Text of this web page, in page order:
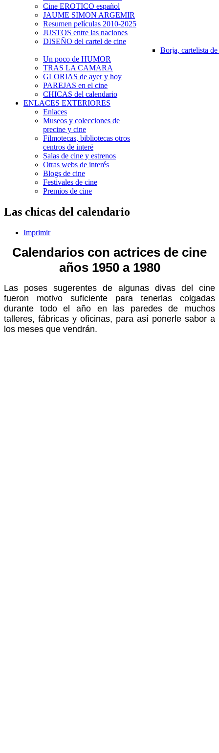
Cine EROTICO español
JAUME SIMON ARGEMIR
Resumen películas 2010-2025
JUSTOS entre las naciones
DISEÑO del cartel de cine
Borja, cartelista
Un poco de HUMOR
TRAS LA CAMARA
GLORIAS de ayer y hoy
PAREJAS en el cine
CHICAS del calendario
ENLACES EXTERIORES
Enlaces
Museos y colecciones de
precine y cine
Filmotecas, bibliotecas otros
centros de interé
Salas de cine y estrenos
Otras webs de interés
Blogs de cine
Festivales de cine
Premios de cine
Las chicas del calendario
Imprimir
Calendarios con actrices de cine
años 1950 a 1980
Las poses sugerentes de algunas divas del cine
fueron motivo suficiente para tenerlas colgadas
durante todo el año en las paredes de muchos
talleres, fábricas y oficinas, para así ponerle sabor a
los meses que vendrán.